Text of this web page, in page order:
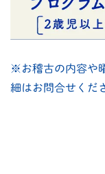
※お稽古の内容や
細はお問合せくだ